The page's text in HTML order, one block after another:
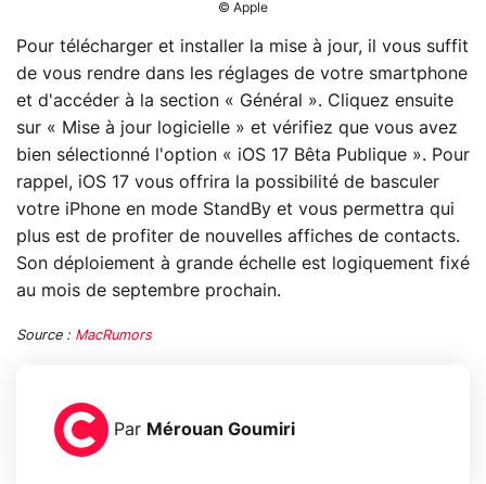
© Apple
Pour télécharger et installer la mise à jour, il vous suffit
de vous rendre dans les réglages de votre smartphone
et d'accéder à la section « Général ». Cliquez ensuite
sur « Mise à jour logicielle » et vérifiez que vous avez
bien sélectionné l'option « iOS 17 Bêta Publique ». Pour
rappel, iOS 17 vous offrira la possibilité de basculer
votre iPhone en mode StandBy et vous permettra qui
plus est de profiter de nouvelles affiches de contacts.
Son déploiement à grande échelle est logiquement fixé
au mois de septembre prochain.
Source : MacRumors
Par Mérouan Goumiri